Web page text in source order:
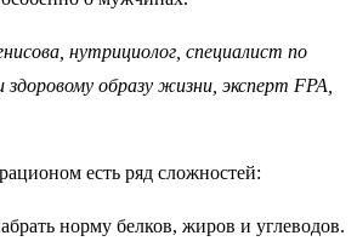
нутрициолог, специалист по
образу жизни, эксперт FPA,
есть ряд сложностей:
норму белков, жиров и углеводов.